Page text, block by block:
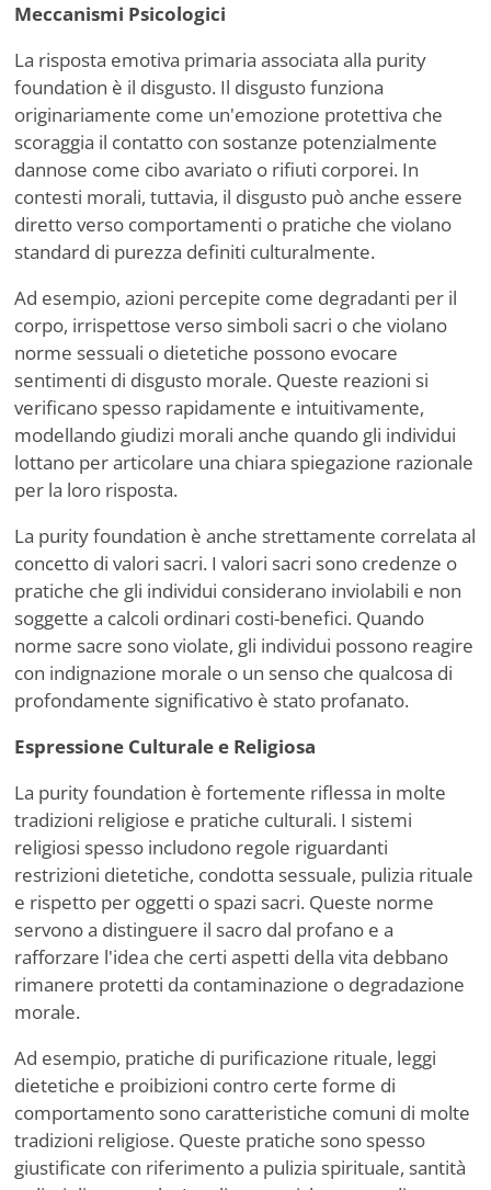
Meccanismi Psicologici
La risposta emotiva primaria associata alla purity
foundation è il disgusto. Il disgusto funziona
originariamente come un'emozione protettiva che
scoraggia il contatto con sostanze potenzialmente
dannose come cibo avariato o rifiuti corporei. In
contesti morali, tuttavia, il disgusto può anche essere
diretto verso comportamenti o pratiche che violano
standard di purezza definiti culturalmente.
Ad esempio, azioni percepite come degradanti per il
corpo, irrispettose verso simboli sacri o che violano
norme sessuali o dietetiche possono evocare
sentimenti di disgusto morale. Queste reazioni si
verificano spesso rapidamente e intuitivamente,
modellando giudizi morali anche quando gli individui
lottano per articolare una chiara spiegazione razionale
per la loro risposta.
La purity foundation è anche strettamente correlata al
concetto di valori sacri. I valori sacri sono credenze o
pratiche che gli individui considerano inviolabili e non
soggette a calcoli ordinari costi-benefici. Quando
norme sacre sono violate, gli individui possono reagire
con indignazione morale o un senso che qualcosa di
profondamente significativo è stato profanato.
Espressione Culturale e Religiosa
La purity foundation è fortemente riflessa in molte
tradizioni religiose e pratiche culturali. I sistemi
religiosi spesso includono regole riguardanti
restrizioni dietetiche, condotta sessuale, pulizia rituale
e rispetto per oggetti o spazi sacri. Queste norme
servono a distinguere il sacro dal profano e a
rafforzare l'idea che certi aspetti della vita debbano
rimanere protetti da contaminazione o degradazione
morale.
Ad esempio, pratiche di purificazione rituale, leggi
dietetiche e proibizioni contro certe forme di
comportamento sono caratteristiche comuni di molte
tradizioni religiose. Queste pratiche sono spesso
giustificate con riferimento a pulizia spirituale, santità